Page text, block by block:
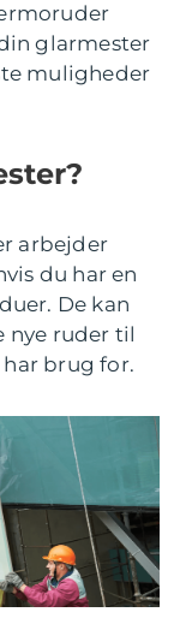
glarmester
muligheder
arbejder
du har en
De kan
ruder til
brug for.